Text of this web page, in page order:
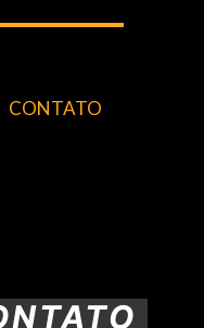
CONTATO